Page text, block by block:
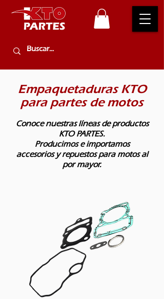
Empaquetaduras KTO
para partes de motos
Conoce nuestras líneas de productos
KTO PARTES.
Producimos e importamos
accesorios y repuestos para motos al
por mayor.